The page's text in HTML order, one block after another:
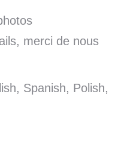
merci de nous
Spanish, Polish,